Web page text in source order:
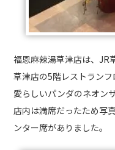
福恩麻辣湯草津店は、JR
草津店の5階レストランフ
愛らしいパンダのネオン
店内は満席だったため写
ンター席がありました。